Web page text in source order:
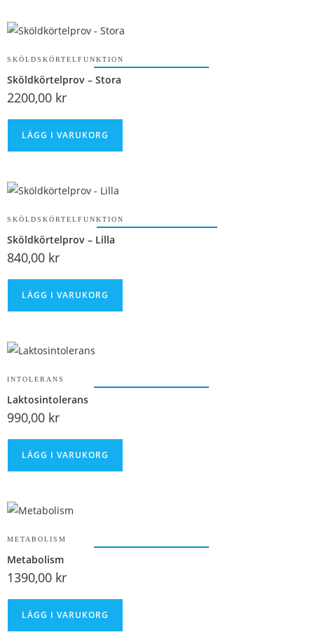
SKÖLDSKÖRTELFUNKTION
Sköldkörtelprov – Stora
2200,00 kr
LÄGG I VARUKORG
SKÖLDSKÖRTELFUNKTION
Sköldkörtelprov – Lilla
840,00 kr
LÄGG I VARUKORG
INTOLERANS
Laktosintolerans
990,00 kr
LÄGG I VARUKORG
METABOLISM
Metabolism
1390,00 kr
LÄGG I VARUKORG